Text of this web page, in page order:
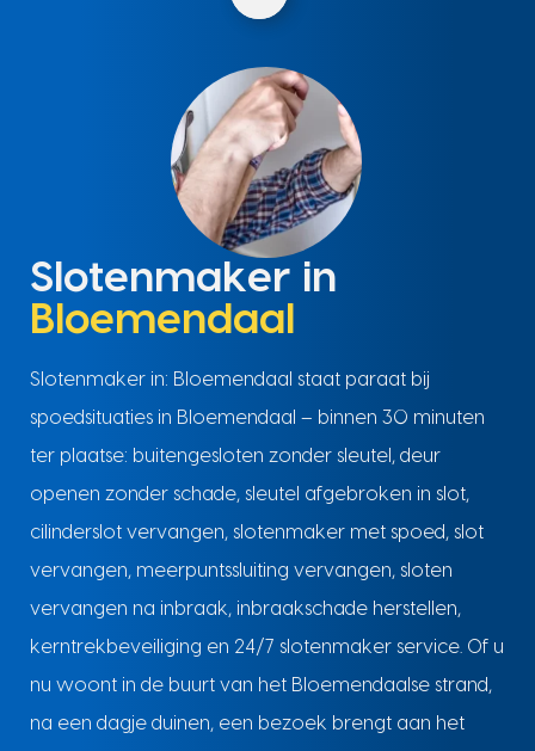
Slotenmaker in
Bloemendaal
Slotenmaker in: Bloemendaal staat paraat bij
spoedsituaties in Bloemendaal – binnen 30 minuten
ter plaatse: buitengesloten zonder sleutel, deur
openen zonder schade, sleutel afgebroken in slot,
cilinderslot vervangen, slotenmaker met spoed, slot
vervangen, meerpuntssluiting vervangen, sloten
vervangen na inbraak, inbraakschade herstellen,
kerntrekbeveiliging en 24/7 slotenmaker service. Of u
nu woont in de buurt van het Bloemendaalse strand,
na een dagje duinen, een bezoek brengt aan het